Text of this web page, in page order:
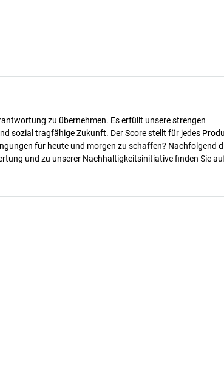
zu übernehmen. Es erfüllt unsere strengen
sozial tragfähige Zukunft. Der Score stellt für jedes
für heute und morgen zu schaffen? Nachfolgend
und zu unserer Nachhaltigkeitsinitiative finden Sie